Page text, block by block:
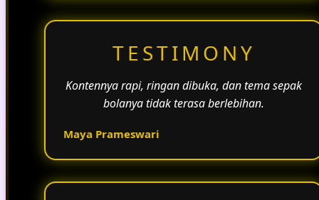
TESTIMONY
Kontennya rapi, ringan dibuka, dan tema sepak
bolanya tidak terasa berlebihan.
Maya Prameswari